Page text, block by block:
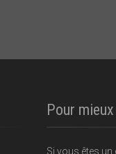
Pour
Si vous êtes un